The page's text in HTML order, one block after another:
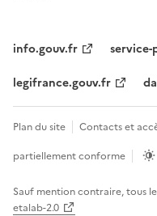
info.gouv.fr
legifrance.gouv.fr
Plan du site Contacts et
partiellement conforme
Sauf mention contraire, tous
etalab-2.0